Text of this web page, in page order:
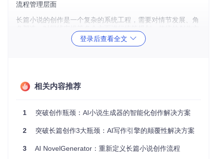
流程管理层面
长篇小说的创作是一个复杂的系统工程，需要对情节发展、角
式往往缺乏有效的流程管理工具，导致创作者在创作过程中容
易出现思路混乱、情节脱节等问题。
性以及世界观设定的连贯性是非常重要的。然而，由于创作周
题。
AI辅助创作的技术原理
智能角色追踪系统
登录后查看全文
相关内容推荐
1 突破创作瓶颈：AI小说生成器的智能化创作解决方案
2 突破长篇创作3大瓶颈：AI写作引擎的颠覆性解决方案
3 AI NovelGenerator：重新定义长篇小说创作流程